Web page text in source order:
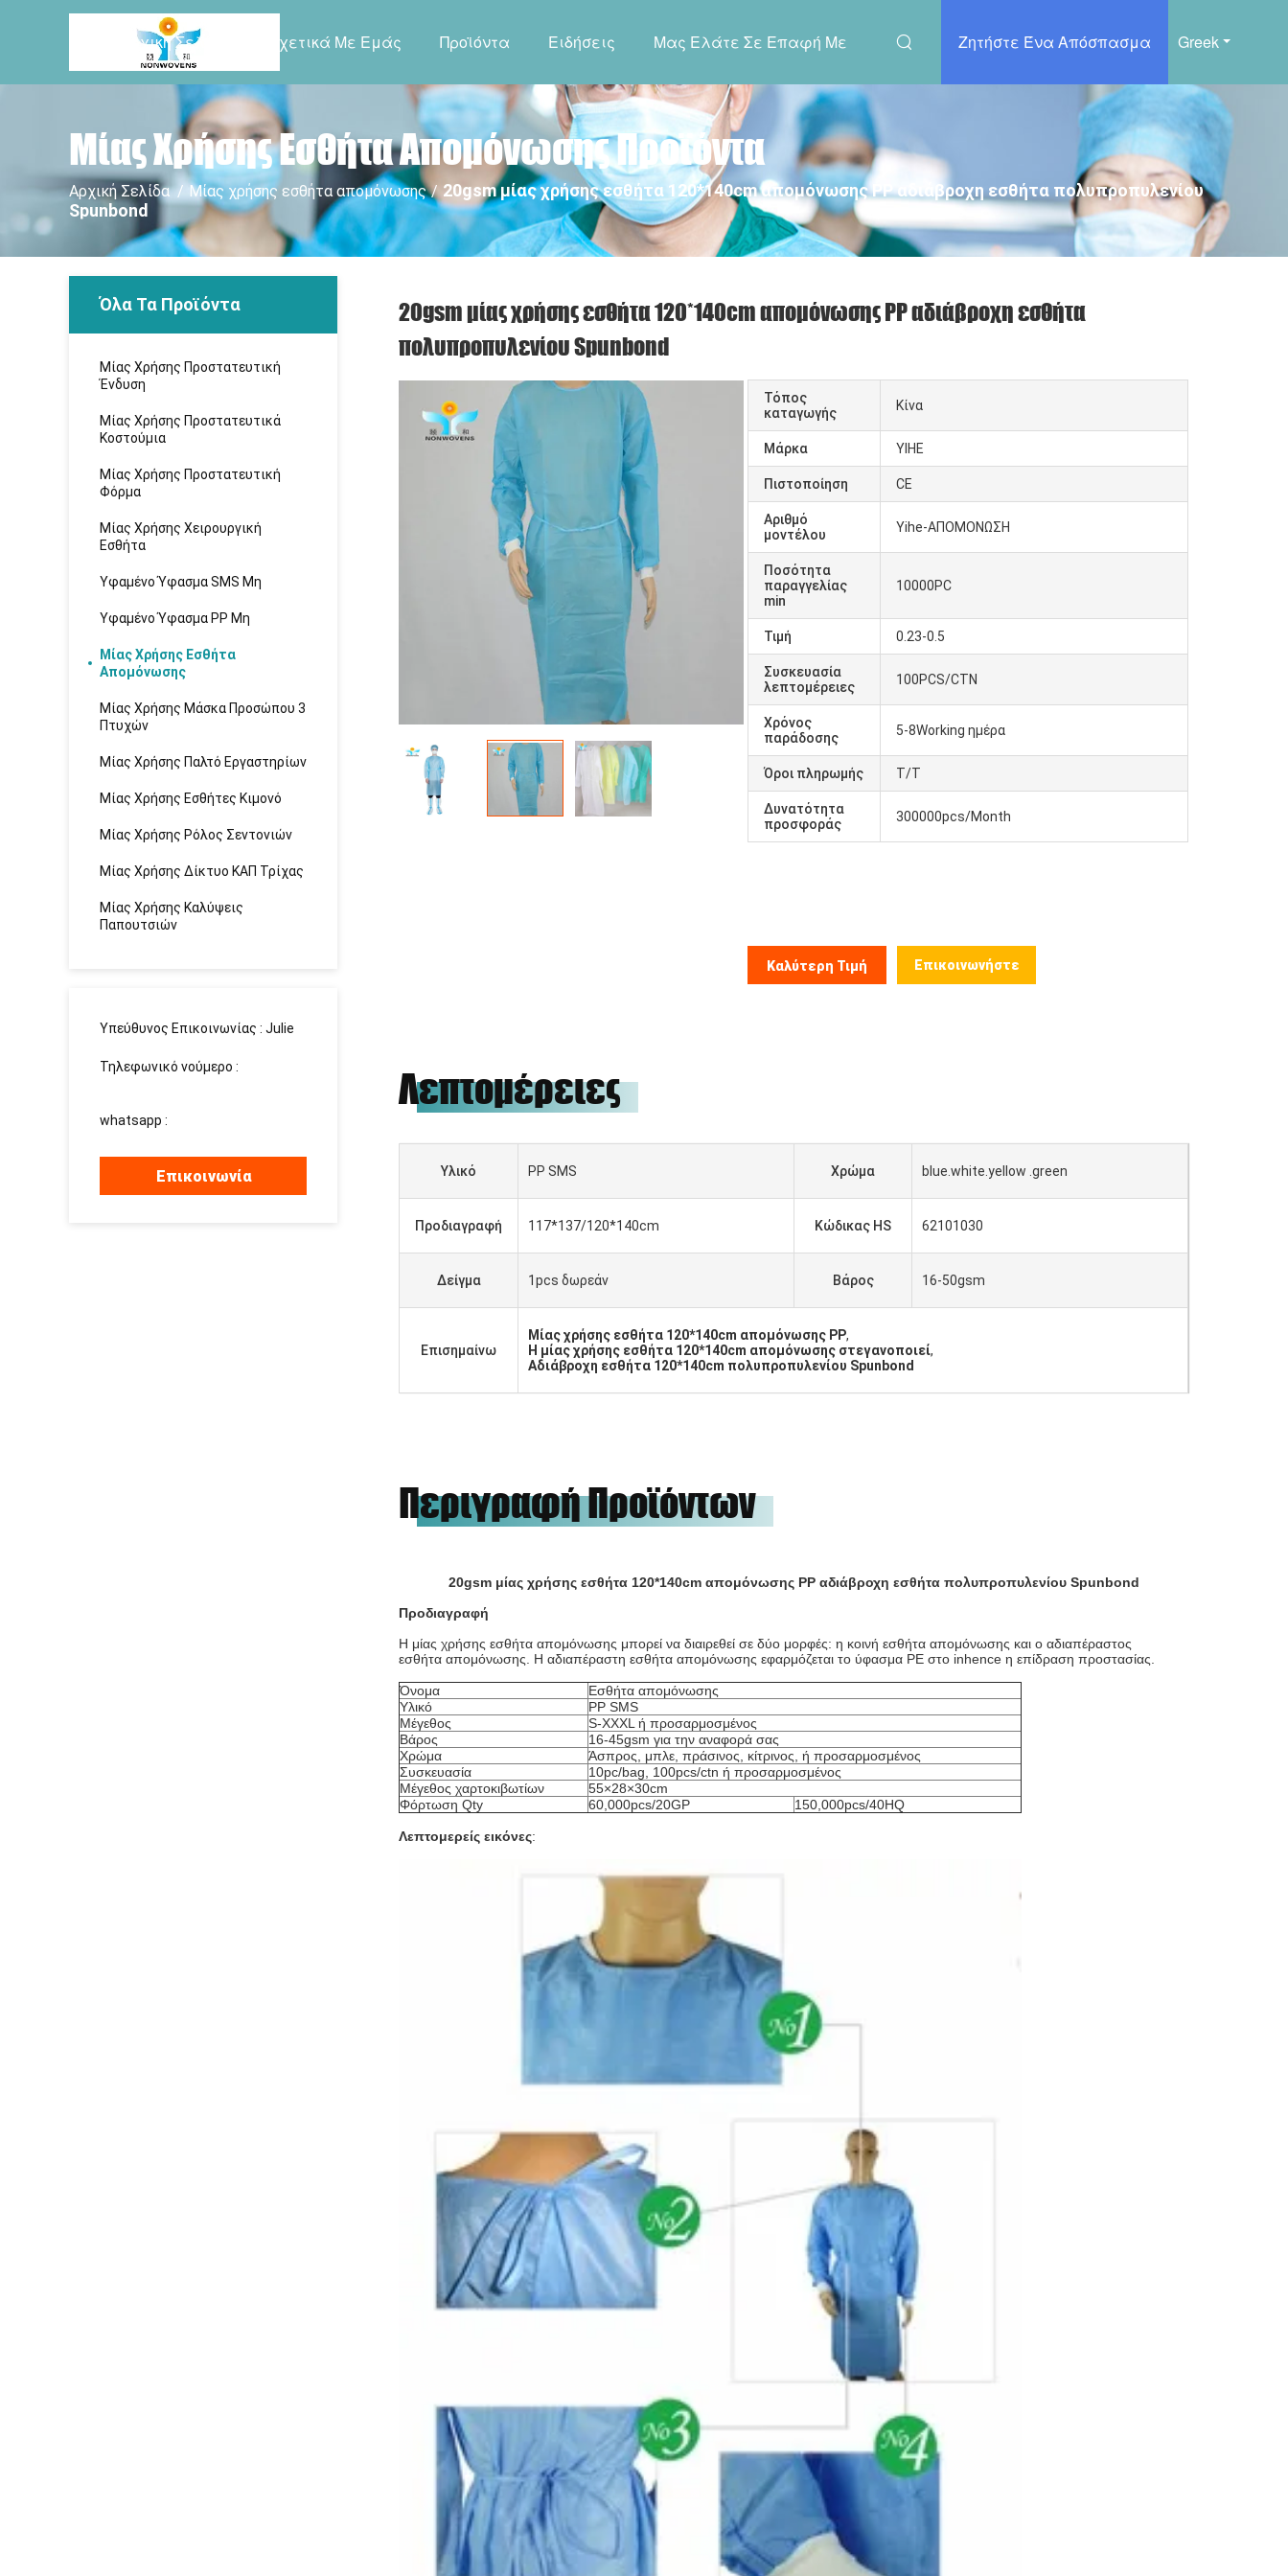
Greek
Ζητήστε Ένα Απόσπασμα
Αρχική Σελίδα Σχετικά Με Εμάς Προϊόντα Ειδήσεις Μας Ελάτε Σε Επαφή Με
Μίας Χρήσης Εσθήτα Απομόνωσης Προϊόντα
Αρχική Σελίδα / Μίας χρήσης εσθήτα απομόνωσης / 20gsm μίας χρήσης εσθήτα 120*140cm απομόνωσης PP αδιάβροχη εσθήτα πολυπροπυλενίου
Spunbond
Όλα Τα Προϊόντα
Μίας Χρήσης Προστατευτική
Ένδυση
Μίας Χρήσης Προστατευτικά
Κοστούμια
Μίας Χρήσης Προστατευτική
Φόρμα
Μίας Χρήσης Χειρουργική
Εσθήτα
Υφαμένο Ύφασμα SMS Μη
Υφαμένο Ύφασμα PP Μη
Μίας Χρήσης Εσθήτα
Απομόνωσης
Μίας Χρήσης Μάσκα Προσώπου 3
Πτυχών
Μίας Χρήσης Παλτό Εργαστηρίων
Μίας Χρήσης Εσθήτες Κιμονό
Μίας Χρήσης Ρόλος Σεντονιών
Μίας Χρήσης Δίκτυο ΚΑΠ Τρίχας
Μίας Χρήσης Καλύψεις
Παπουτσιών
Υπεύθυνος Επικοινωνίας : Julie
Τηλεφωνικό νούμερο :
whatsapp :
Επικοινωνία
20gsm μίας χρήσης εσθήτα 120*140cm απομόνωσης PP αδιάβροχη εσθήτα
πολυπροπυλενίου Spunbond
Τόπος
καταγωγής
Κίνα
Μάρκα YIHE
Πιστοποίηση CE
Αριθμό
μοντέλου
Yihe-ΑΠΟΜΟΝΩΣΗ
Ποσότητα
παραγγελίας
min
10000PC
Τιμή 0.23-0.5
Συσκευασία
λεπτομέρειες
100PCS/CTN
Χρόνος
παράδοσης
5-8Working ημέρα
Όροι πληρωμής T/T
Δυνατότητα
προσφοράς
300000pcs/Month
Καλύτερη Τιμή Επικοινωνήστε
Λεπτομέρειες
Υλικό PP SMS Χρώμα blue.white.yellow .green
Προδιαγραφή 117*137/120*140cm Κώδικας HS 62101030
Δείγμα 1pcs δωρεάν Βάρος 16-50gsm
Επισημαίνω
Μίας χρήσης εσθήτα 120*140cm απομόνωσης PP,
Η μίας χρήσης εσθήτα 120*140cm απομόνωσης στεγανοποιεί,
Αδιάβροχη εσθήτα 120*140cm πολυπροπυλενίου Spunbond
Περιγραφή Προϊόντων
20gsm μίας χρήσης εσθήτα 120*140cm απομόνωσης PP αδιάβροχη εσθήτα πολυπροπυλενίου Spunbond
Προδιαγραφή
Η μίας χρήσης εσθήτα απομόνωσης μπορεί να διαιρεθεί σε δύο μορφές: η κοινή εσθήτα απομόνωσης και ο αδιαπέραστος
εσθήτα απομόνωσης. Η αδιαπέραστη εσθήτα απομόνωσης εφαρμόζεται το ύφασμα PE στο inhence η επίδραση προστασίας.
Όνομα
Εσθήτα απομόνωσης
Υλικό
PP SMS
Μέγεθος
S-XXXL ή προσαρμοσμένος
Βάρος
16-45gsm για την αναφορά σας
Χρώμα
Άσπρος, μπλε, πράσινος, κίτρινος, ή προσαρμοσμένος
Συσκευασία
10pc/bag, 100pcs/ctn ή προσαρμοσμένος
Μέγεθος χαρτοκιβωτίων
55×28×30cm
Φόρτωση Qty
60,000pcs/20GP 150,000pcs/40HQ
Λεπτομερείς εικόνες: